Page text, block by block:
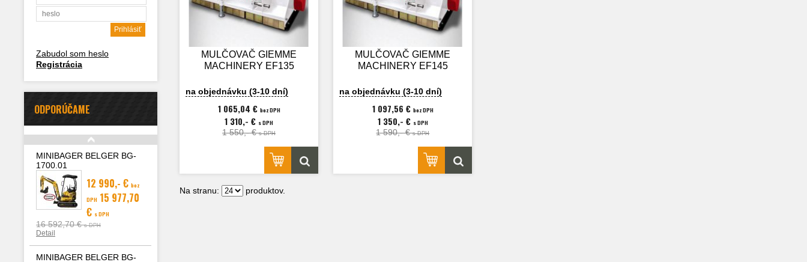
Zabudol som heslo
Registrácia
ODPORÚČAME
MINIBAGER BELGER BG-
1700.01
12 990,- € bez
DPH 15 977,70
€ s DPH
16 592,70 €s DPH
Detail
MINIBAGER BELGER BG-
MULČOVAČ GIEMME
MACHINERY EF135
na objednávku (3-10 dní)
1 065,04 € bez DPH
1 310,- € s DPH
1 550,- €s DPH
MULČOVAČ GIEMME
MACHINERY EF145
na objednávku (3-10 dní)
1 097,56 € bez DPH
1 350,- € s DPH
1 590,- €s DPH
Na stranu: produktov.